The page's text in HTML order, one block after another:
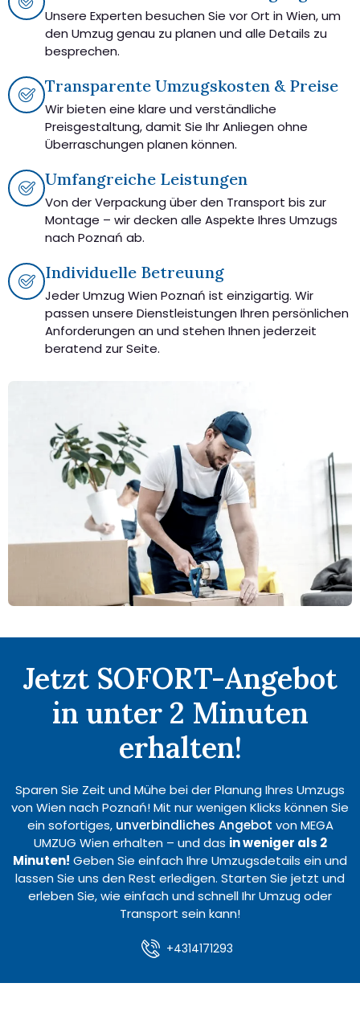
Unsere Experten besuchen Sie vor Ort in Wien, um
den Umzug genau zu planen und alle Details zu
besprechen.
Transparente Umzugskosten & Preise
Wir bieten eine klare und verständliche
Preisgestaltung, damit Sie Ihr Anliegen ohne
Überraschungen planen können.
Umfangreiche Leistungen
Von der Verpackung über den Transport bis zur
Montage – wir decken alle Aspekte Ihres Umzugs
nach Poznań ab.
Individuelle Betreuung
Jeder Umzug Wien Poznań ist einzigartig. Wir
passen unsere Dienstleistungen Ihren persönlichen
Anforderungen an und stehen Ihnen jederzeit
beratend zur Seite.
Jetzt SOFORT-Angebot
in unter 2 Minuten
erhalten!
Sparen Sie Zeit und Mühe bei der Planung Ihres Umzugs
von Wien nach Poznań! Mit nur wenigen Klicks können Sie
ein sofortiges, unverbindliches Angebot von MEGA
UMZUG Wien erhalten – und das in weniger als 2
Minuten! Geben Sie einfach Ihre Umzugsdetails ein und
lassen Sie uns den Rest erledigen. Starten Sie jetzt und
erleben Sie, wie einfach und schnell Ihr Umzug oder
Transport sein kann!
+4314171293